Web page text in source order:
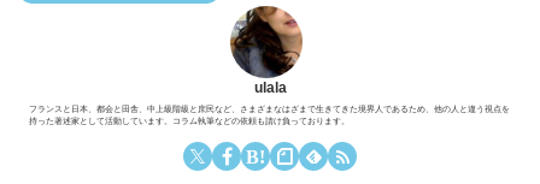
ulala
フランスと日本、都会と田舎、中上級階級と庶民など、さまざまなはざまで生きてきた境界人であるため、他の人と違う視点を
持った著述家として活動しています。コラム執筆などの依頼も請け負っております。